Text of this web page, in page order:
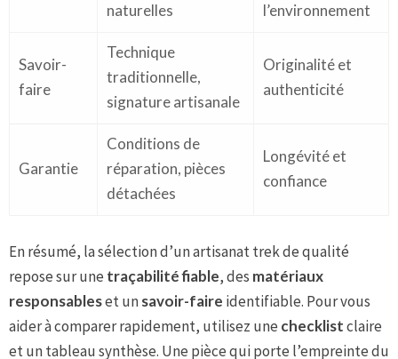
naturelles
l’environnement
Savoir-
faire
Technique
traditionnelle,
signature artisanale
Originalité et
authenticité
Garantie
Conditions de
réparation, pièces
détachées
Longévité et
confiance
En résumé, la sélection d’un artisanat trek de qualité
repose sur une traçabilité fiable, des matériaux
responsableset unsavoir-faire identifiable. Pour vous
aider à comparer rapidement, utilisez une checklistclaire
et un tableau synthèse. Une pièce qui porte l’empreinte du